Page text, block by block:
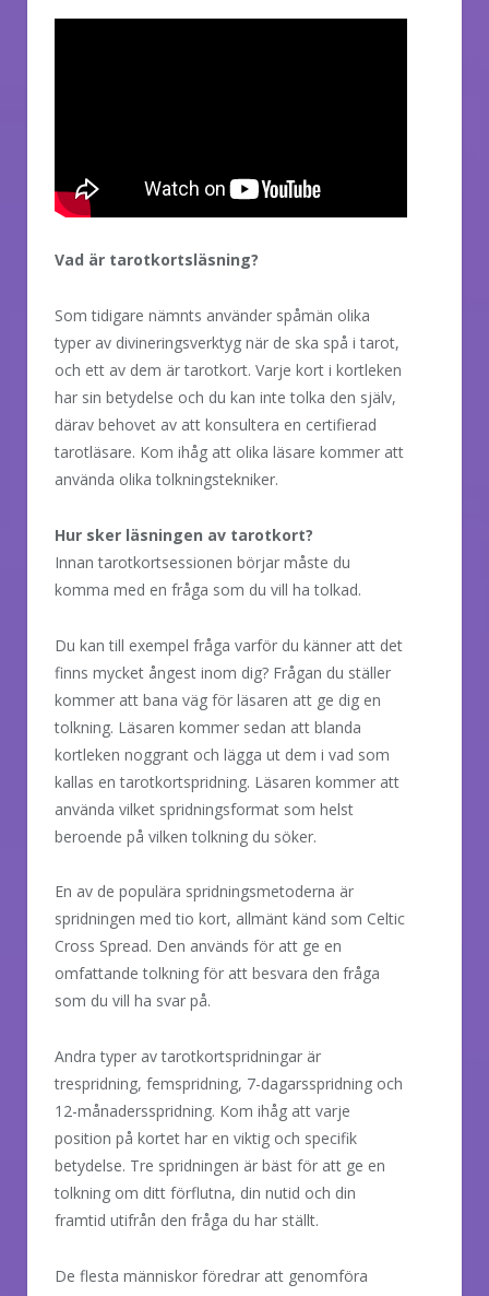
Vad är tarotkortsläsning?
Som tidigare nämnts använder spåmän olika
typer av divineringsverktyg när de ska spå i tarot,
och ett av dem är tarotkort. Varje kort i kortleken
har sin betydelse och du kan inte tolka den själv,
därav behovet av att konsultera en certifierad
tarotläsare. Kom ihåg att olika läsare kommer att
använda olika tolkningstekniker.
Hur sker läsningen av tarotkort?
Innan tarotkortsessionen börjar måste du
komma med en fråga som du vill ha tolkad.
Du kan till exempel fråga varför du känner att det
finns mycket ångest inom dig? Frågan du ställer
kommer att bana väg för läsaren att ge dig en
tolkning. Läsaren kommer sedan att blanda
kortleken noggrant och lägga ut dem i vad som
kallas en tarotkortspridning. Läsaren kommer att
använda vilket spridningsformat som helst
beroende på vilken tolkning du söker.
En av de populära spridningsmetoderna är
spridningen med tio kort, allmänt känd som Celtic
Cross Spread. Den används för att ge en
omfattande tolkning för att besvara den fråga
som du vill ha svar på.
Andra typer av tarotkortspridningar är
trespridning, femspridning, 7-dagarsspridning och
12-månadersspridning. Kom ihåg att varje
position på kortet har en viktig och specifik
betydelse. Tre spridningen är bäst för att ge en
tolkning om ditt förflutna, din nutid och din
framtid utifrån den fråga du har ställt.
De flesta människor föredrar att genomföra